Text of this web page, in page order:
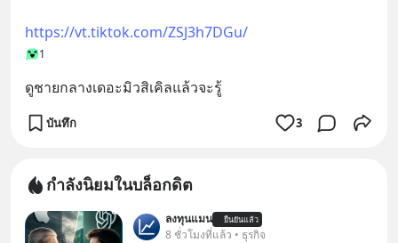
https://vt.tiktok.com/ZSJ3h7DGu/
1
ดูชายกลางเดอะมิวสิเคิลแล้วจะรู้
บันทึก 3
กำลังนิยมในบล็อกดิต
ลงทุนแมน ยืนยันแล้ว
8 ชั่วโมงที่แล้ว • ธุรกิจ